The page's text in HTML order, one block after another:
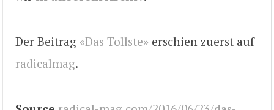
Der Beitrag «Das Tollste» erschien zuerst auf
radicalmag.